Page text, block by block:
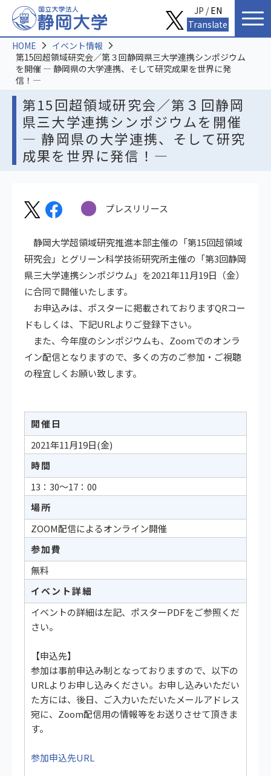
第15回超領域研究会／第３回静岡
県三大学連携シンポジウムを開催
― 静岡県の大学連携、そして研究
成果を世界に発信！―
HOME
イベント情報
第15回超領域研究会／第３回静岡県三大学連携シンポジウム
を開催 ― 静岡県の大学連携、そして研究成果を世界に発
信！―
プレスリリース
静岡大学超領域研究推進本部主催の「第15回超領域
研究会」とグリーン科学技術研究所主催の「第3回静岡
県三大学連携シンポジウム」を2021年11月19日（金）
に合同で開催いたします。
お申込みは、ポスターに掲載されておりますQRコー
ドもしくは、下記URLよりご登録下さい。
また、今年度のシンポジウムも、Zoomでのオンラ
イン配信となりますので、多くの方のご参加・ご視聴
の程宜しくお願い致します。
開催日
2021年11月19日(金)
時間
13：30～17：00
場所
ZOOM配信によるオンライン開催
参加費
無料
イベント詳細
イベントの詳細は左記、ポスターPDFをご参照くだ
さい。
【申込先】
参加は事前申込み制となっておりますので、以下の
URLよりお申し込みください。お申し込みいただい
た方には、後日、ご入力いただいたメールアドレス
宛に、Zoom配信用の情報等をお送りさせて頂きま
す。
参加申込先URL
JP /EN
Translate